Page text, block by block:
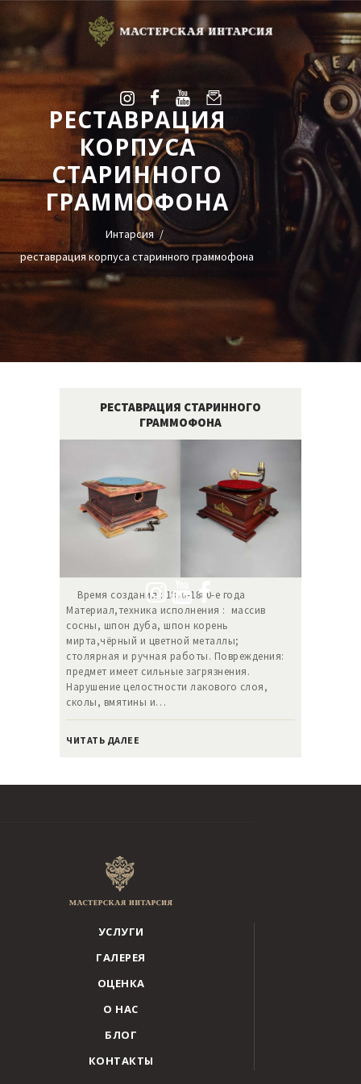
РЕСТАВРАЦИЯ
КОРПУСА
СТАРИННОГО
ГРАММОФОНА
Интарсия
реставрация корпуса старинного граммофона
УСЛУГИ
ГАЛЕРЕЯ
ОЦЕНКА
О НАС
КОНТАКТЫ
Viber
РЕСТАВРАЦИЯ СТАРИННОГО
ГРАММОФОНА
Время создания : 1870-1880-е года
Материал,техника исполнения : массив
сосны, шпон дуба, шпон корень
мирта,чёрный и цветной металлы;
столярная и ручная работы. Повреждения:
предмет имеет сильные загрязнения.
Нарушение целостности лакового слоя,
сколы, вмятины и…
ЧИТАТЬ ДАЛЕЕ
УСЛУГИ
ГАЛЕРЕЯ
ОЦЕНКА
О НАС
БЛОГ
КОНТАКТЫ